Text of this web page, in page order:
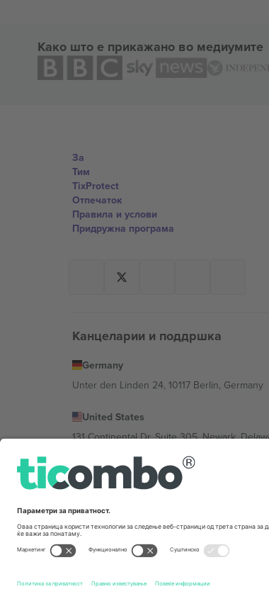
Како што е прикажано во медиумите
За
Тим
TixProtect
Отпечаток
Правила и услови
Придружна програма
Канцеларии и поддршка
Germany
Unter den Linden 24, 10117 Berlin, Germany
United States
131 Continental Dr, Suite 305, Newark,
Bulgaria
Regus Sofia City West, bul Totleben 53-55,
Av Chapultepec 360, Roma Norte,
настанот.,ОтпечатокиУслови.